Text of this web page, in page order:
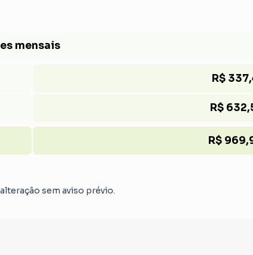
mensais
R$
R$
R$
sem aviso prévio.